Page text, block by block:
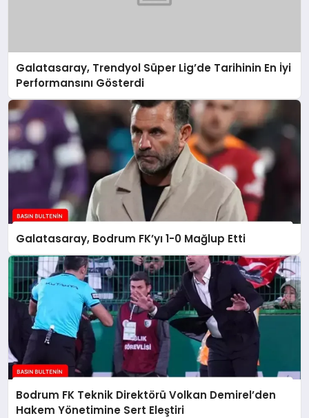
Galatasaray, Trendyol Süper Lig’de Tarihinin En İyi
Performansını Gösterdi
Galatasaray, Bodrum FK’yı 1-0 Mağlup Etti
Bodrum FK Teknik Direktörü Volkan Demirel’den
Hakem Yönetimine Sert Eleştiri